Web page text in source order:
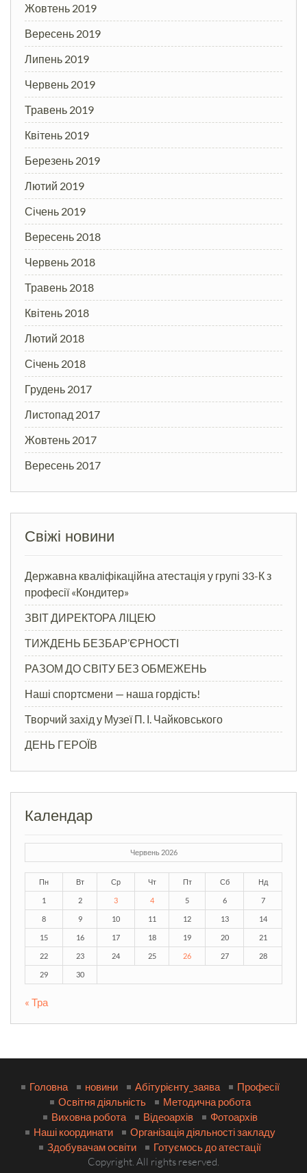
Жовтень 2019
Вересень 2019
Липень 2019
Червень 2019
Травень 2019
Квітень 2019
Березень 2019
Лютий 2019
Січень 2019
Вересень 2018
Червень 2018
Травень 2018
Квітень 2018
Лютий 2018
Січень 2018
Грудень 2017
Листопад 2017
Жовтень 2017
Вересень 2017
Свіжі новини
Державна кваліфікаційна атестація у групі 33-К з
професії «Кондитер»
ЗВІТ ДИРЕКТОРА ЛІЦЕЮ
ТИЖДЕНЬ БЕЗБАР’ЄРНОСТІ
РАЗОМ ДО СВІТУ БЕЗ ОБМЕЖЕНЬ
Наші спортсмени — наша гордість!
Творчий захід у Музеї П. І. Чайковського
ДЕНЬ ГЕРОЇВ
Календар
Червень 2026
Пн Вт Ср Чт Пт Сб Нд
1 2 3 4 5 6 7
8 9 10 11 12 13 14
15 16 17 18 19 20 21
22 23 24 25 26 27 28
29 30
« Тра
Головна новини Абітурієнту_заява
Професії
Освітня діяльність
Методична робота
Виховна робота
Відеоархів
Фотоархів
Наші координати
Організація діяльності закладу
Здобувачам освіти
Готуємось до атестації
Copyright. All rights reserved.